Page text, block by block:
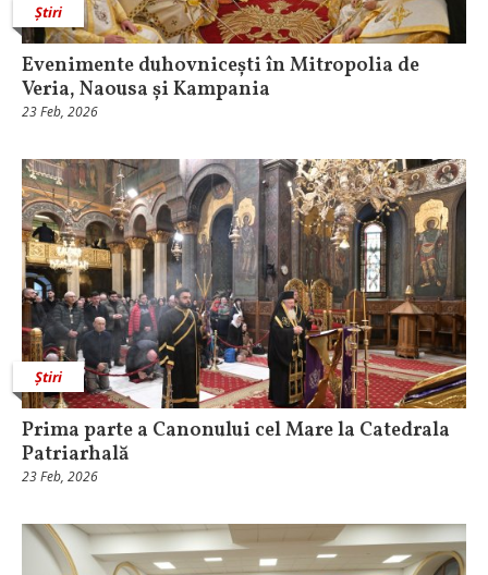
Știri
Evenimente duhovnicești în Mitropolia de
Veria, Naousa și Kampania
23 Feb, 2026
Știri
Prima parte a Canonului cel Mare la Catedrala
Patriarhală
23 Feb, 2026